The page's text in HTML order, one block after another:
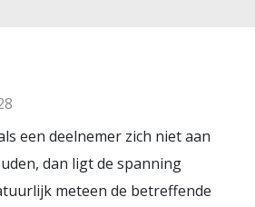
een deelnemer zich niet aan
dan ligt de spanning
meteen de betreffende